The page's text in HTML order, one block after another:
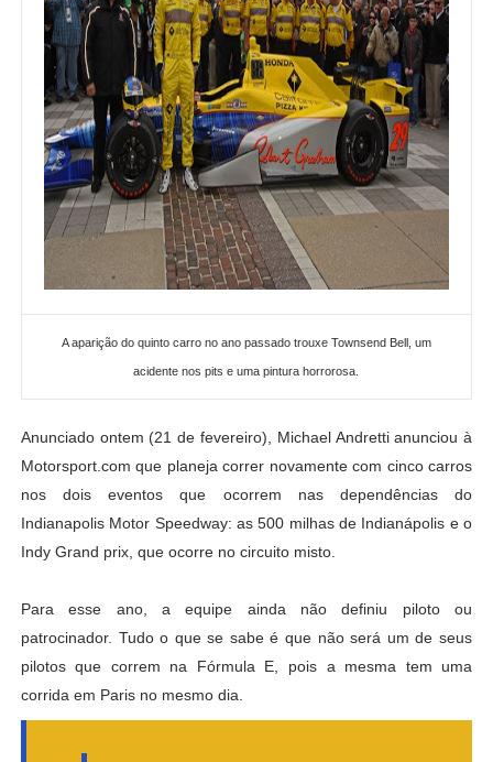
A aparição do quinto carro no ano passado trouxe Townsend Bell, um
acidente nos pits e uma pintura horrorosa.
Anunciado ontem (21 de fevereiro), Michael Andretti anunciou à
Motorsport.com que planeja correr novamente com cinco carros
nos dois eventos que ocorrem nas dependências do
Indianapolis Motor Speedway: as 500 milhas de Indianápolis e o
Indy Grand prix, que ocorre no circuito misto.
Para esse ano, a equipe ainda não definiu piloto ou
patrocinador. Tudo o que se sabe é que não será um de seus
pilotos que correm na Fórmula E, pois a mesma tem uma
corrida em Paris no mesmo dia.